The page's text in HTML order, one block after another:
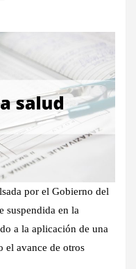
por el Gobierno del
suspendida en la
a la aplicación de una
el avance de otros